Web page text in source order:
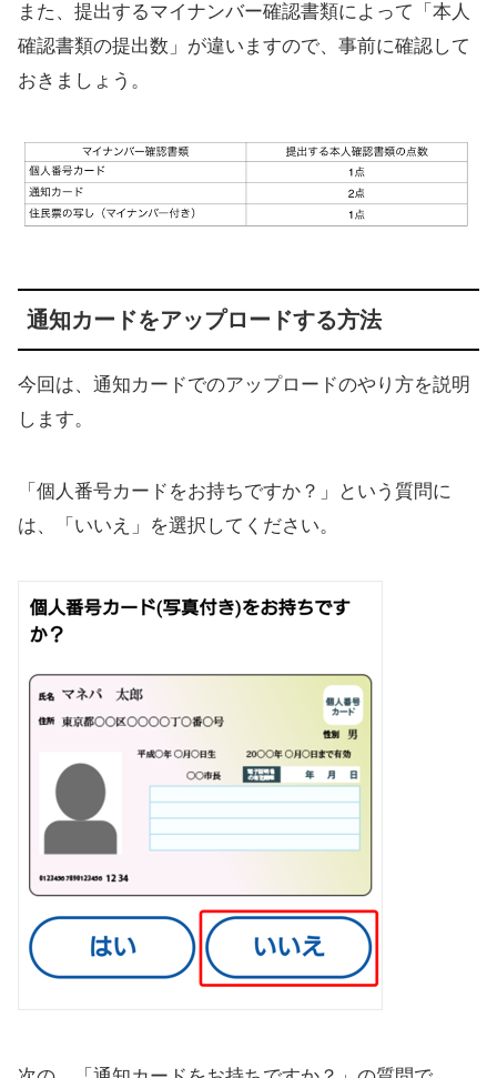
また、提出するマイナンバー確認書類によって「本人
確認書類の提出数」が違いますので、事前に確認して
おきましょう。
通知カードをアップロードする方法
今回は、通知カードでのアップロードのやり方を説明
します。
「個人番号カードをお持ちですか？」という質問に
は、「いいえ」を選択してください。